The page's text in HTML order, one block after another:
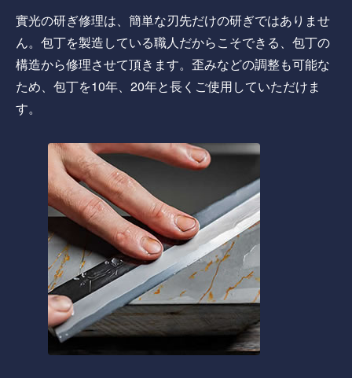
實光の研ぎ修理は、簡単な刃先だけの研ぎではありませ
ん。包丁を製造している職人だからこそできる、包丁の
構造から修理させて頂きます。歪みなどの調整も可能な
ため、包丁を10年、20年と長くご使用していただけま
す。